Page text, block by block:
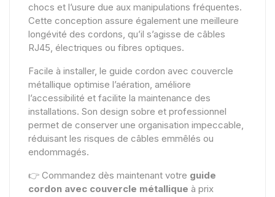
chocs et l’usure due aux manipulations fréquentes.
Cette conception assure également une meilleure
longévité des cordons, qu’il s’agisse de câbles
RJ45, électriques ou fibres optiques.
Facile à installer, le guide cordon avec couvercle
métallique optimise l’aération, améliore
l’accessibilité et facilite la maintenance des
installations. Son design sobre et professionnel
permet de conserver une organisation impeccable,
réduisant les risques de câbles emmêlés ou
endommagés.
👉 Commandez dès maintenant votre guide
cordon avec couvercle métallique à prix